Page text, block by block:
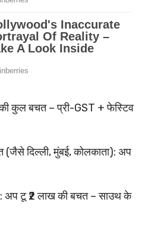
कुल बचत – प्री-GST + फेस्टिव
(जैसे दिल्ली, मुंबई, कोलकाता): अप
टू ₹2 लाख की बचत – साउथ के